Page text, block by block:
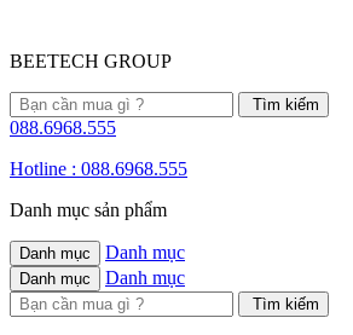
BEETECH GROUP
088.6968.555
Hotline : 088.6968.555
Danh mục sản phẩm
Danh mục Danh mục
Danh mục Danh mục